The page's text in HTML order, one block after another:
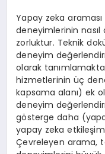
Yapay zeka araması
deneyimlerinin
zorluktur. Teknik
deneyim
olarak
hizmetlerinin üç
kapsama alanı) ek
deneyim
gösterge daha
yapay zeka
Çevreleyen arama,